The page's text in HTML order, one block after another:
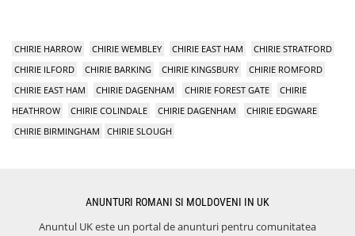
CHIRIE HARROW CHIRIE WEMBLEY CHIRIE EAST HAM
CHIRIE STRATFORD
CHIRIE ILFORD
CHIRIE BARKING CHIRIE KINGSBURY
CHIRIE ROMFORD
CHIRIE EAST HAM
CHIRIE DAGENHAM CHIRIE FOREST GATE
CHIRIE
HEATHROW
CHIRIE COLINDALE CHIRIE DAGENHAM
CHIRIE EDGWARE
CHIRIE BIRMINGHAM
CHIRIE SLOUGH
ANUNTURI ROMANI SI MOLDOVENI IN UK
Anuntul UK este un portal de anunturi pentru comunitatea